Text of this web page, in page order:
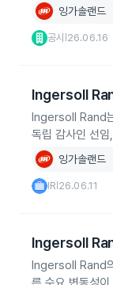
잉가솔랜드
공시 26.06.16
Ingersoll
Ingersoll Rand
독립 감사인 선
잉가솔랜드
IR 26.06.11
Ingersoll
Ingersoll Rand